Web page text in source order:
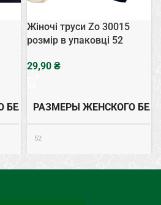
БЕЛЬЯ
Жіночі труси Zo 30015
розмір в упаковці 52
₴
РАЗМЕРЫ ЖЕНСКОГО
52
СОСТАВ Хлопок